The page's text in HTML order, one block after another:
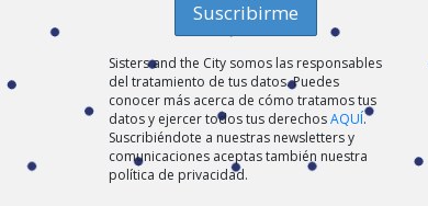
Sisters and the City somos las responsables
del tratamiento de tus datos. Puedes
conocer más acerca de cómo tratamos tus
datos y ejercer todos tus derechosAQUÍ.
Suscribiéndote a nuestras newsletters y
comunicaciones aceptas también nuestra
política de privacidad.